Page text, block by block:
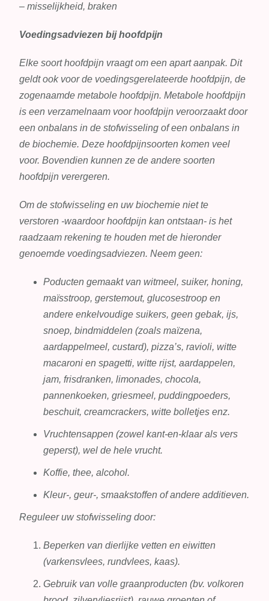
– misselijkheid, braken
Voedingsadviezen bij hoofdpijn
Elke soort hoofdpijn vraagt om een apart aanpak. Dit
geldt ook voor de voedingsgerelateerde hoofdpijn, de
zogenaamde metabole hoofdpijn. Metabole hoofdpijn
is een verzamelnaam voor hoofdpijn veroorzaakt door
een onbalans in de stofwisseling of een onbalans in
de biochemie. Deze hoofdpijnsoorten komen veel
voor. Bovendien kunnen ze de andere soorten
hoofdpijn verergeren.
Om de stofwisseling en uw biochemie niet te
verstoren -waardoor hoofdpijn kan ontstaan- is het
raadzaam rekening te houden met de hieronder
genoemde voedingsadviezen. Neem geen:
Poducten gemaakt van witmeel, suiker, honing,
maïsstroop, gerstemout, glucosestroop en
andere enkelvoudige suikers, geen gebak, ijs,
snoep, bindmiddelen (zoals maïzena,
aardappelmeel, custard), pizza’s, ravioli, witte
macaroni en spagetti, witte rijst, aardappelen,
jam, frisdranken, limonades, chocola,
pannenkoeken, griesmeel, puddingpoeders,
beschuit, creamcrackers, witte bolletjes enz.
Vruchtensappen (zowel kant-en-klaar als vers
geperst), wel de hele vrucht.
Koffie, thee, alcohol.
Kleur-, geur-, smaakstoffen of andere additieven.
Reguleer uw stofwisseling door:
Beperken van dierlijke vetten en eiwitten
(varkensvlees, rundvlees, kaas).
Gebruik van volle graanproducten (bv. volkoren